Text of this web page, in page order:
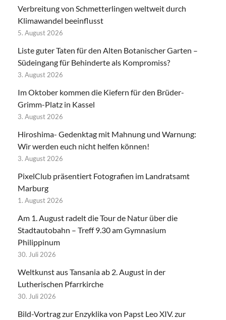
Verbreitung von Schmetterlingen weltweit durch
Klimawandel beeinflusst
5. August 2026
Liste guter Taten für den Alten Botanischer Garten –
Südeingang für Behinderte als Kompromiss?
3. August 2026
Im Oktober kommen die Kiefern für den Brüder-
Grimm-Platz in Kassel
3. August 2026
Hiroshima- Gedenktag mit Mahnung und Warnung:
Wir werden euch nicht helfen können!
3. August 2026
PixelClub präsentiert Fotografien im Landratsamt
Marburg
1. August 2026
Am 1. August radelt die Tour de Natur über die
Stadtautobahn – Treff 9.30 am Gymnasium
Philippinum
30. Juli 2026
Weltkunst aus Tansania ab 2. August in der
Lutherischen Pfarrkirche
30. Juli 2026
Bild-Vortrag zur Enzyklika von Papst Leo XIV. zur